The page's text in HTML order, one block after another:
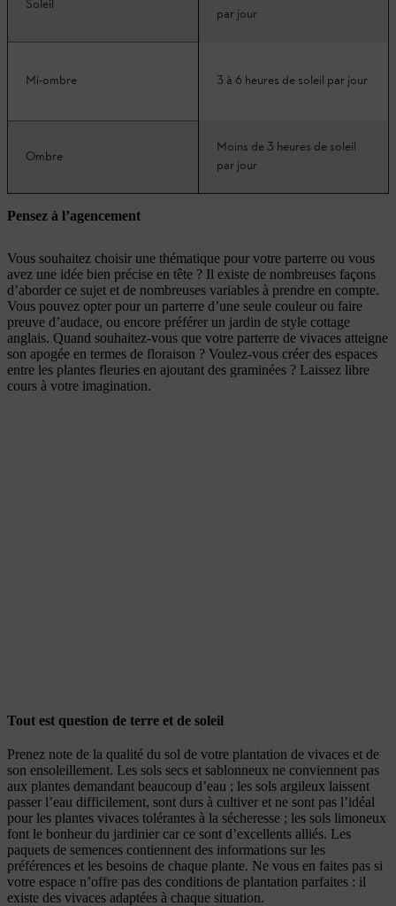
Soleil
par jour
Mi-ombre 3 à 6 heures de soleil par jour
Ombre
Moins de 3 heures de soleil
par jour
Pensez à l’agencement
Vous souhaitez choisir une thématique pour votre parterre ou vous
avez une idée bien précise en tête ? Il existe de nombreuses façons
d’aborder ce sujet et de nombreuses variables à prendre en compte.
Vous pouvez opter pour un parterre d’une seule couleur ou faire
preuve d’audace, ou encore préférer un jardin de style cottage
anglais. Quand souhaitez-vous que votre parterre de vivaces atteigne
son apogée en termes de floraison ? Voulez-vous créer des espaces
entre les plantes fleuries en ajoutant des graminées ? Laissez libre
cours à votre imagination.
Tout est question de terre et de soleil
Prenez note de la qualité du sol de votre plantation de vivaces et de
son ensoleillement. Les sols secs et sablonneux ne conviennent pas
aux plantes demandant beaucoup d’eau ; les sols argileux laissent
passer l’eau difficilement, sont durs à cultiver et ne sont pas l’idéal
pour les plantes vivaces tolérantes à la sécheresse ; les sols limoneux
font le bonheur du jardinier car ce sont d’excellents alliés. Les
paquets de semences contiennent des informations sur les
préférences et les besoins de chaque plante. Ne vous en faites pas si
votre espace n’offre pas des conditions de plantation parfaites : il
existe des vivaces adaptées à chaque situation.